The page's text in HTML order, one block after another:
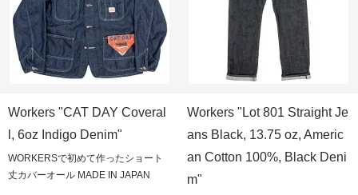
Workers "CAT DAY Coveral
l, 6oz Indigo Denim"
WORKERSで初めて作ったショート
丈カバーオール MADE IN JAPAN
Workers "Lot 801 Straight Je
ans Black, 13.75 oz, Americ
an Cotton 100%, Black Deni
m"